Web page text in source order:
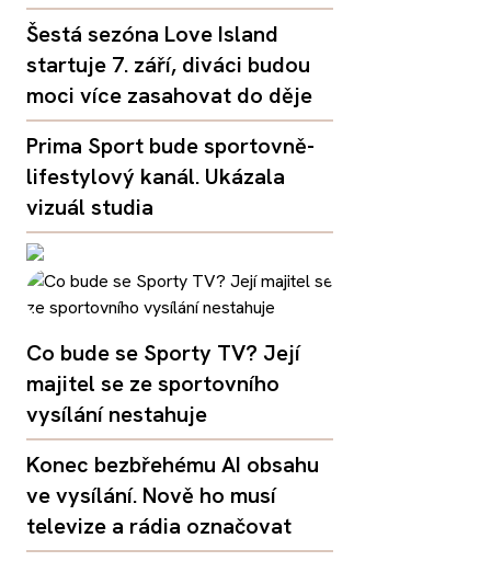
Šestá sezóna Love Island
startuje 7. září, diváci budou
moci více zasahovat do děje
Prima Sport bude sportovně-
lifestylový kanál. Ukázala
vizuál studia
Co bude se Sporty TV? Její
majitel se ze sportovního
vysílání nestahuje
Konec bezbřehému AI obsahu
ve vysílání. Nově ho musí
televize a rádia označovat